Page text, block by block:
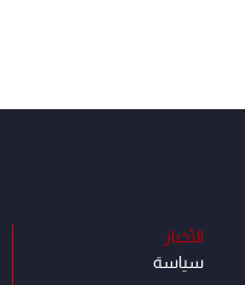
الأخبار
سياسة